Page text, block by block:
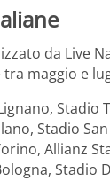
da Live
maggio e
Stadio
Stadio
Allianz
Stadio